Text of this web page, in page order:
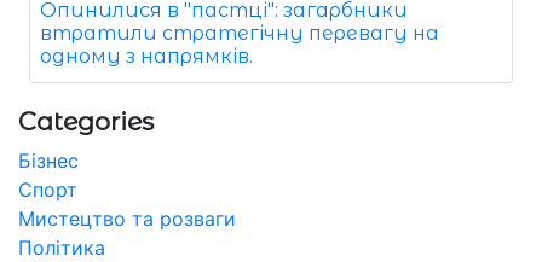
Опинилися в "пастці": загарбники
втратили стратегічну перевагу на
одному з напрямків.
Categories
Бізнес
Спорт
Мистецтво та розваги
Політика